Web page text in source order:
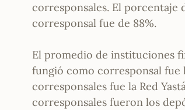
corresponsales. El porcentaje
corresponsal fue de 88%.
El promedio de instituciones
fungió como corresponsal fue
corresponsales fue la Red
corresponsales fueron los